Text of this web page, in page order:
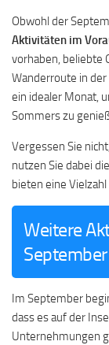
Obwohl der
Aktivitäten im
vorhaben, beliebte
Wanderroute in
ein idealer Monat,
Sommers zu
Vergessen Sie
nutzen Sie dabei
bieten eine
Weitere
Im September
dass es auf der
Unternehmungen